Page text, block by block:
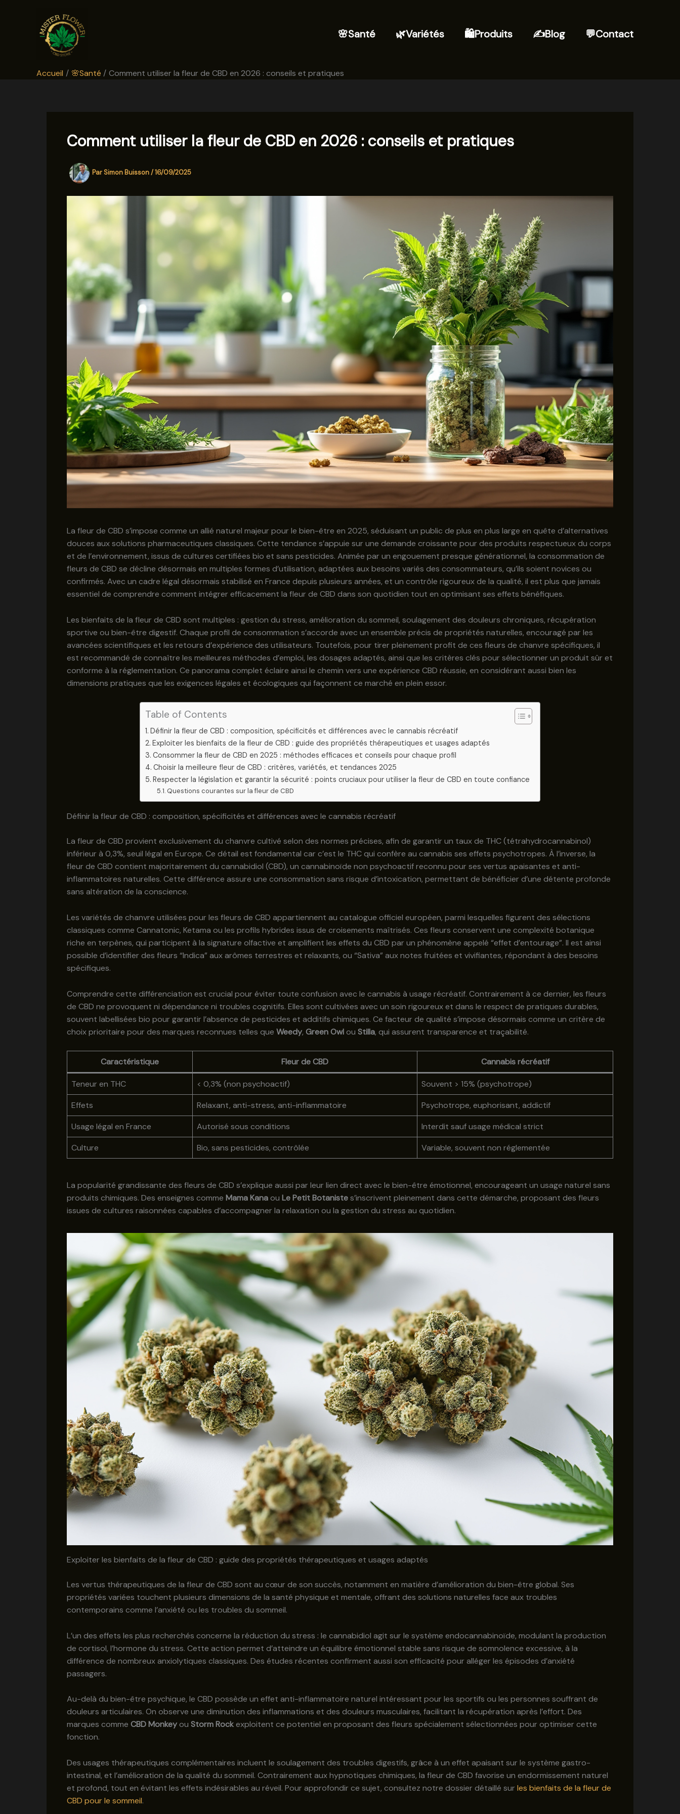
🌸Santé 🌿Variétés 🛍️Produits ✍Blog 💬Contact
Accueil 🌸Santé Comment utiliser la fleur de CBD en 2026 : conseils et pratiques
Comment utiliser la fleur de CBD en 2026 : conseils et pratiques
ParSimon Buisson/16/09/2025
La fleur de CBD s’impose comme un allié naturel majeur pour le bien-être en 2025, séduisant un public de plus en plus large en quête d’alternatives
douces aux solutions pharmaceutiques classiques. Cette tendance s’appuie sur une demande croissante pour des produits respectueux du corps
et de l’environnement, issus de cultures certifiées bio et sans pesticides. Animée par un engouement presque générationnel, la consommation de
fleurs de CBD se décline désormais en multiples formes d’utilisation, adaptées aux besoins variés des consommateurs, qu’ils soient novices ou
confirmés. Avec un cadre légal désormais stabilisé en France depuis plusieurs années, et un contrôle rigoureux de la qualité, il est plus que jamais
essentiel de comprendre comment intégrer efficacement la fleur de CBD dans son quotidien tout en optimisant ses effets bénéfiques.
Les bienfaits de la fleur de CBD sont multiples : gestion du stress, amélioration du sommeil, soulagement des douleurs chroniques, récupération
sportive ou bien-être digestif. Chaque profil de consommation s’accorde avec un ensemble précis de propriétés naturelles, encouragé par les
avancées scientifiques et les retours d’expérience des utilisateurs. Toutefois, pour tirer pleinement profit de ces fleurs de chanvre spécifiques, il
est recommandé de connaître les meilleures méthodes d’emploi, les dosages adaptés, ainsi que les critères clés pour sélectionner un produit sûr et
conforme à la réglementation. Ce panorama complet éclaire ainsi le chemin vers une expérience CBD réussie, en considérant aussi bien les
dimensions pratiques que les exigences légales et écologiques qui façonnent ce marché en plein essor.
Table of Contents
Définir la fleur de CBD : composition, spécificités et différences avec le cannabis récréatif
Exploiter les bienfaits de la fleur de CBD : guide des propriétés thérapeutiques et usages adaptés
Consommer la fleur de CBD en 2025 : méthodes efficaces et conseils pour chaque profil
Choisir la meilleure fleur de CBD : critères, variétés, et tendances 2025
Respecter la législation et garantir la sécurité : points cruciaux pour utiliser la fleur de CBD en toute confiance
Questions courantes sur la fleur de CBD
Définir la fleur de CBD : composition, spécificités et différences avec le cannabis récréatif
La fleur de CBD provient exclusivement du chanvre cultivé selon des normes précises, afin de garantir un taux de THC (tétrahydrocannabinol)
inférieur à 0,3%, seuil légal en Europe. Ce détail est fondamental car c’est le THC qui confère au cannabis ses effets psychotropes. À l’inverse, la
fleur de CBD contient majoritairement du cannabidiol (CBD), un cannabinoïde non psychoactif reconnu pour ses vertus apaisantes et anti-
inflammatoires naturelles. Cette différence assure une consommation sans risque d’intoxication, permettant de bénéficier d’une détente profonde
sans altération de la conscience.
Les variétés de chanvre utilisées pour les fleurs de CBD appartiennent au catalogue officiel européen, parmi lesquelles figurent des sélections
classiques comme Cannatonic, Ketama ou les profils hybrides issus de croisements maîtrisés. Ces fleurs conservent une complexité botanique
riche en terpènes, qui participent à la signature olfactive et amplifient les effets du CBD par un phénomène appelé “effet d’entourage”. Il est ainsi
possible d’identifier des fleurs “Indica” aux arômes terrestres et relaxants, ou “Sativa” aux notes fruitées et vivifiantes, répondant à des besoins
spécifiques.
Comprendre cette différenciation est crucial pour éviter toute confusion avec le cannabis à usage récréatif. Contrairement à ce dernier, les fleurs
de CBD ne provoquent ni dépendance ni troubles cognitifs. Elles sont cultivées avec un soin rigoureux et dans le respect de pratiques durables,
souvent labellisées bio pour garantir l’absence de pesticides et additifs chimiques. Ce facteur de qualité s’impose désormais comme un critère de
choix prioritaire pour des marques reconnues telles que Weedy, Green Owlou Stilla, qui assurent transparence et traçabilité.
Caractéristique Fleur de CBD Cannabis récréatif
Teneur en THC < 0,3% (non psychoactif)
Souvent > 15% (psychotrope)
Effets
Relaxant, anti-stress, anti-inflammatoire
Psychotrope, euphorisant, addictif
Usage légal en France
Autorisé sous conditions
Interdit sauf usage médical strict
Culture
Bio, sans pesticides, contrôlée Variable, souvent non réglementée
La popularité grandissante des fleurs de CBD s’explique aussi par leur lien direct avec le bien-être émotionnel, encourageant un usage naturel sans
produits chimiques. Des enseignes comme Mama Kanaou Le Petit Botanistes’inscrivent pleinement dans cette démarche, proposant des fleurs
issues de cultures raisonnées capables d’accompagner la relaxation ou la gestion du stress au quotidien.
Exploiter les bienfaits de la fleur de CBD : guide des propriétés thérapeutiques et usages adaptés
Les vertus thérapeutiques de la fleur de CBD sont au cœur de son succès, notamment en matière d’amélioration du bien-être global. Ses
propriétés variées touchent plusieurs dimensions de la santé physique et mentale, offrant des solutions naturelles face aux troubles
contemporains comme l’anxiété ou les troubles du sommeil.
L’un des effets les plus recherchés concerne la réduction du stress : le cannabidiol agit sur le système endocannabinoïde, modulant la production
de cortisol, l’hormone du stress. Cette action permet d’atteindre un équilibre émotionnel stable sans risque de somnolence excessive, à la
différence de nombreux anxiolytiques classiques. Des études récentes confirment aussi son efficacité pour alléger les épisodes d’anxiété
passagers.
Au-delà du bien-être psychique, le CBD possède un effet anti-inflammatoire naturel intéressant pour les sportifs ou les personnes souffrant de
douleurs articulaires. On observe une diminution des inflammations et des douleurs musculaires, facilitant la récupération après l’effort. Des
marques comme CBD Monkeyou Storm Rockexploitent ce potentiel en proposant des fleurs spécialement sélectionnées pour optimiser cette
fonction.
Des usages thérapeutiques complémentaires incluent le soulagement des troubles digestifs, grâce à un effet apaisant sur le système gastro-
intestinal, et l’amélioration de la qualité du sommeil. Contrairement aux hypnotiques chimiques, la fleur de CBD favorise un endormissement naturel
et profond, tout en évitant les effets indésirables au réveil. Pour approfondir ce sujet, consultez notre dossier détaillé surles bienfaits de la fleur de
CBD pour le sommeil.